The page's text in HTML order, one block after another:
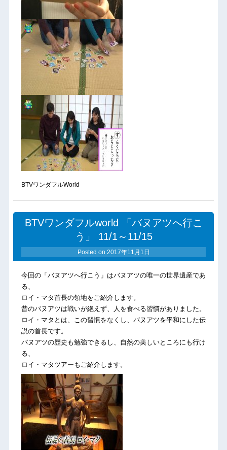
BTVワンダフルWorld
BTVワンダフルworld 「バヌアツへ行こ
う」 11/1～11/15
Posted on 2017年11月1日
今回の「バヌアツへ行こう」はバヌアツの唯一の世界遺産であ
る、
ロイ・マタ首長の領地をご紹介します。
昔のバヌアツは戦いが絶えず、人を食べる習慣がありました。
ロイ・マタとは、この習慣をなくし、バヌアツを平和にした伝
説の首長です。
バヌアツの歴史も勉強できるし、自然の美しいところにも行け
る、
ロイ・マタツアーもご紹介します。